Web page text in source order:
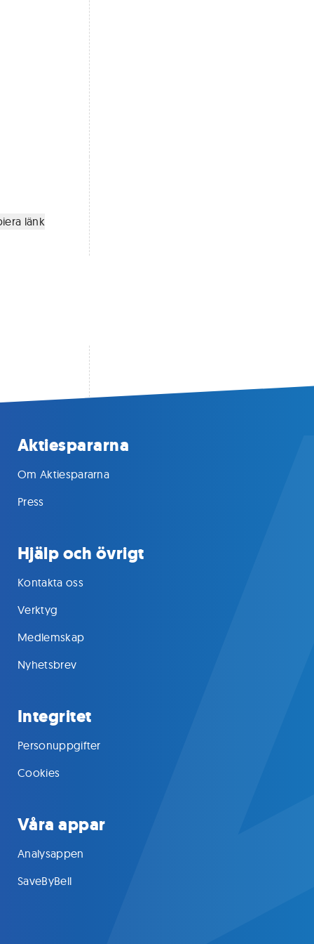
länk
Aktiespararna
Om Aktiespararna
Press
Hjälp och övrigt
Kontakta oss
Verktyg
Medlemskap
Nyhetsbrev
Integritet
Personuppgifter
Cookies
Våra appar
Analysappen
SaveByBell